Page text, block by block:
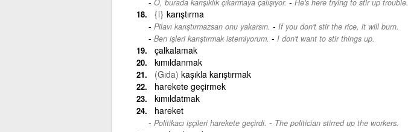
O, burada karışıklık çıkarmaya çalışıyor. He's here trying to stir up trouble.
{i} karıştırma
Pilavı karıştırmazsan onu yakarsın. - If you don't stir the rice, it will burn.
Ben işleri karıştırmak istemiyorum. - I don't want to stir things up.
çalkalamak
kımıldanmak
(Gıda) kaşıkla karıştırmak
harekete geçirmek
kımıldatmak
hareket
Politikacı işçileri harekete geçirdi. - The politician stirred up the workers.